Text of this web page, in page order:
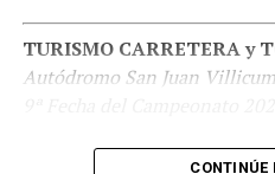
12:45Clasificación
13:00Mejores 5
SUPER 10 – Formato
CLASE 1 SUPER 10
4° vs 7° vs 10°
TURISMO CARRETERA y
Autódromo San Juan
Jonatan Castellano llega
CONTINÚE